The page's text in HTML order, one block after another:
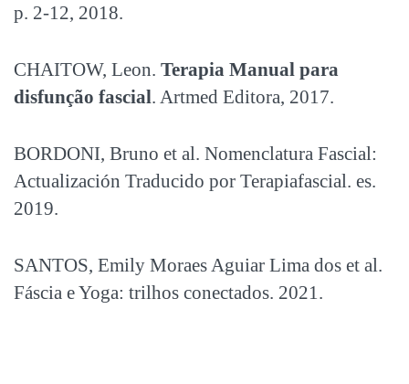
p. 2-12, 2018.
CHAITOW, Leon. Terapia Manual para
disfunção fascial. Artmed Editora, 2017.
BORDONI, Bruno et al. Nomenclatura Fascial:
Actualización Traducido por Terapiafascial. es.
2019.
SANTOS, Emily Moraes Aguiar Lima dos et al.
Fáscia e Yoga: trilhos conectados. 2021.